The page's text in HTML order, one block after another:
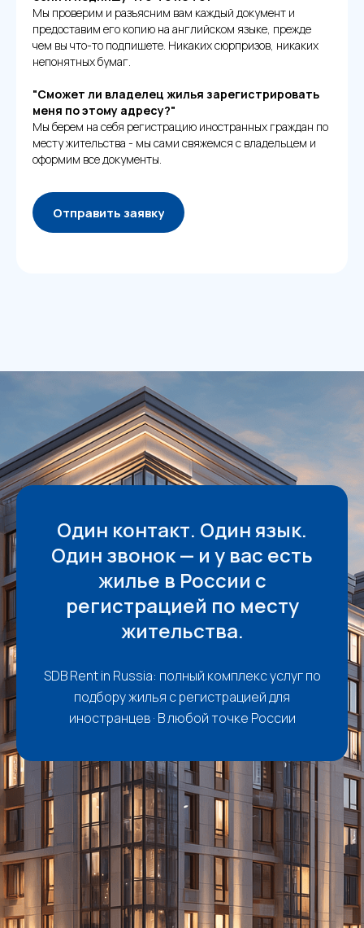
Мы проверим и разъясним вам каждый документ и
предоставим его копию на английском языке, прежде
чем вы что-то подпишете. Никаких сюрпризов, никаких
непонятных бумаг.
"Сможет ли владелец жилья зарегистрировать
меня по этому адресу?"
Мы берем на себя регистрацию иностранных граждан по
месту жительства - мы сами свяжемся с владельцем и
оформим все документы.
Отправить заявку
Один контакт. Один язык.
Один звонок — и у вас есть
жилье в России с
регистрацией по месту
жительства.
SDB Rent in Russia: полный комплекс услуг по
подбору жилья с регистрацией для
иностранцев · В любой точке России